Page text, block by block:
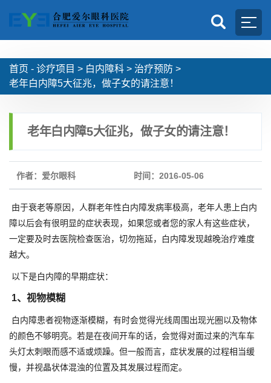
首页 - 诊疗项目 > 白内障科 > 治疗预防 >
老年白内障5大征兆，做子女的请注意！
老年白内障5大征兆，做子女的请注意！
作者：爱尔眼科 时间：2016-05-06
由于衰老等原因，人群老年性白内障发病率极高，老年人患上白内
障以后会有很明显的症状表现，如果您或者您的家人有这些症状，
一定要及时去医院检查医治，切勿拖延，白内障发现越晚治疗难度
越大。
以下是白内障的早期症状：
1、视物模糊
白内障患者视物逐渐模糊，有时会觉得光线周围出现光圈以及物体
的颜色不够明亮。若是在夜间开车的话，会觉得对面过来的汽车车
头灯太刺眼而感不适或烦躁。但一般而言，症状发展的过程相当缓
慢，并视晶状体混浊的位置及其发展过程而定。